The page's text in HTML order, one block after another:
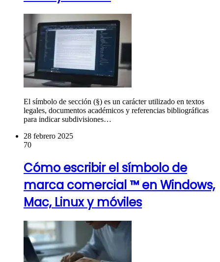
El símbolo de sección (§) es un carácter utilizado en textos
legales, documentos académicos y referencias bibliográficas
para indicar subdivisiones…
28 febrero 2025
70
Cómo escribir el símbolo de
marca comercial ™ en Windows,
Mac, Linux y móviles